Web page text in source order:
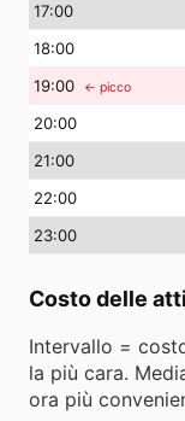
17:00
18:00
19:00 ← picco
20:00
21:00
22:00
23:00
Costo delle
Intervallo =
la più cara.
ora più